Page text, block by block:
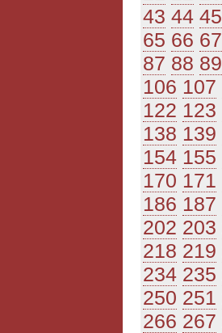
43 44 45
65 66 67
87 88 89
106 107
122 123
138 139
154 155
170 171
186 187
202 203
218 219
234 235
250 251
266 267